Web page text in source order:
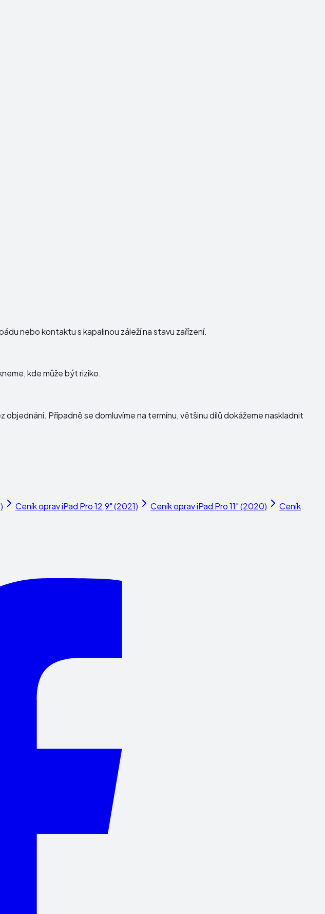
nebo kontaktu s kapalinou záleží na stavu zařízení.
kde může být riziko.
Případně se domluvíme na termínu, většinu dílů dokážeme naskladnit
Ceník opraviPad Pro 12,9" (2021) Ceník opraviPad Pro 11" (2020)
Ceník